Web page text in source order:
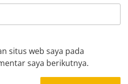
situs web saya pada
saya berikutnya.